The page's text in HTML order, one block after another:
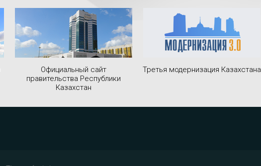
Официальный сайт
правительства Республики
Казахстан
Третья модернизация Казахстана